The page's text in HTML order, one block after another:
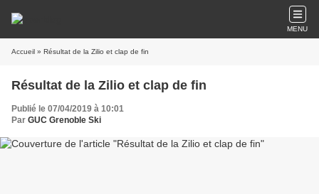
MENU
Accueil » Résultat de la Zilio et clap de fin
Résultat de la Zilio et clap de fin
Publié le 07/04/2019 à 10:01
Par GUC Grenoble Ski